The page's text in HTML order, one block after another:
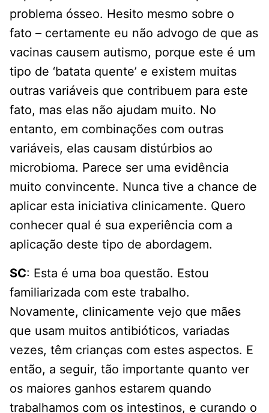
problema ósseo. Hesito mesmo sobre o
fato – certamente eu não advogo de que as
vacinas causem autismo, porque este é um
tipo de ‘batata quente’ e existem muitas
outras variáveis que contribuem para este
fato, mas elas não ajudam muito. No
entanto, em combinações com outras
variáveis, elas causam distúrbios ao
microbioma. Parece ser uma evidência
muito convincente. Nunca tive a chance de
aplicar esta iniciativa clinicamente. Quero
conhecer qual é sua experiência com a
aplicação deste tipo de abordagem.
SC: Esta é uma boa questão. Estou
familiarizada com este trabalho.
Novamente, clinicamente vejo que mães
que usam muitos antibióticos, variadas
vezes, têm crianças com estes aspectos. E
então, a seguir, tão importante quanto ver
os maiores ganhos estarem quando
trabalhamos com os intestinos, e curando o